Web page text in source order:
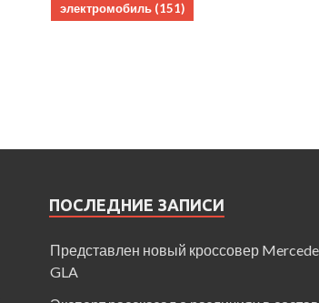
электромобиль (151)
ПОСЛЕДНИЕ ЗАПИСИ
Представлен новый кроссовер
GLA